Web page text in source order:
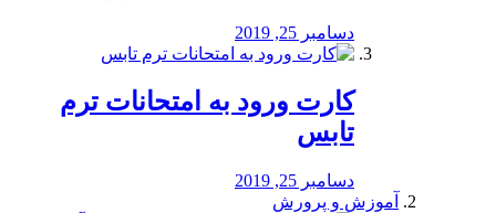
دسامبر 25, 2019
کارت ورود به امتحانات ترم
تابس
دسامبر 25, 2019
آموزش و پرورش